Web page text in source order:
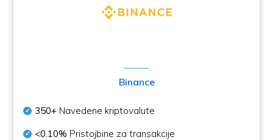
Binance
350+ Navedene kriptovalute
<0.10% Pristojbine za transakcije